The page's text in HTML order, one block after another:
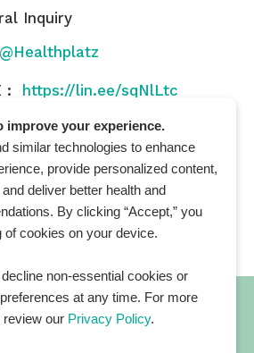
Inquiry
@Healthplatz
: https://lin.ee/sqNlLtc
improve your experience.
similar technologies to enhance
provide personalized content,
deliver better health and
By clicking “Accept,” you
of cookies on your device.
non-essential cookies or
at any time. For more
review our Privacy Policy.